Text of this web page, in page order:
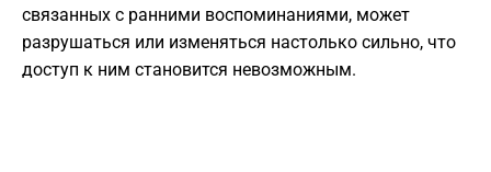
связанных с ранними воспоминаниями, может
разрушаться или изменяться настолько сильно, что
доступ к ним становится невозможным.